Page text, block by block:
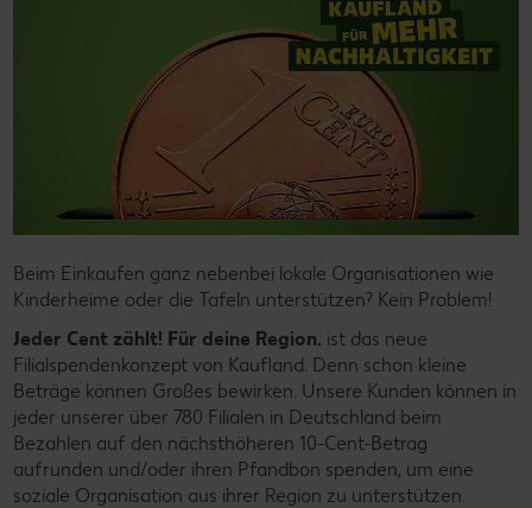
Beim Einkaufen ganz nebenbei lokale Organisationen wie
Kinderheime oder die Tafeln unterstützen? Kein Problem!
Jeder Cent zählt! Für deine Region. ist das neue
Filialspendenkonzept von Kaufland. Denn schon kleine
Beträge können Großes bewirken. Unsere Kunden können in
jeder unserer über 780 Filialen in Deutschland beim
Bezahlen auf den nächsthöheren 10-Cent-Betrag
aufrunden und/oder ihren Pfandbon spenden, um eine
soziale Organisation aus ihrer Region zu unterstützen.